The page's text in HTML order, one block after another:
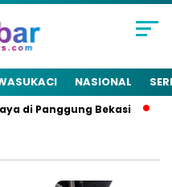
NASIONAL
di Panggung Bekasi